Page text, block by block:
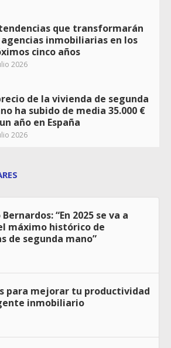
que transformarán
agencias inmobiliarias en los
cinco años
2026
de la vivienda de segunda
ha subido de media 35.000 €
año en España
2026
“En 2025 se va a
máximo histórico de
de segunda mano”
para mejorar tu productividad
inmobiliario